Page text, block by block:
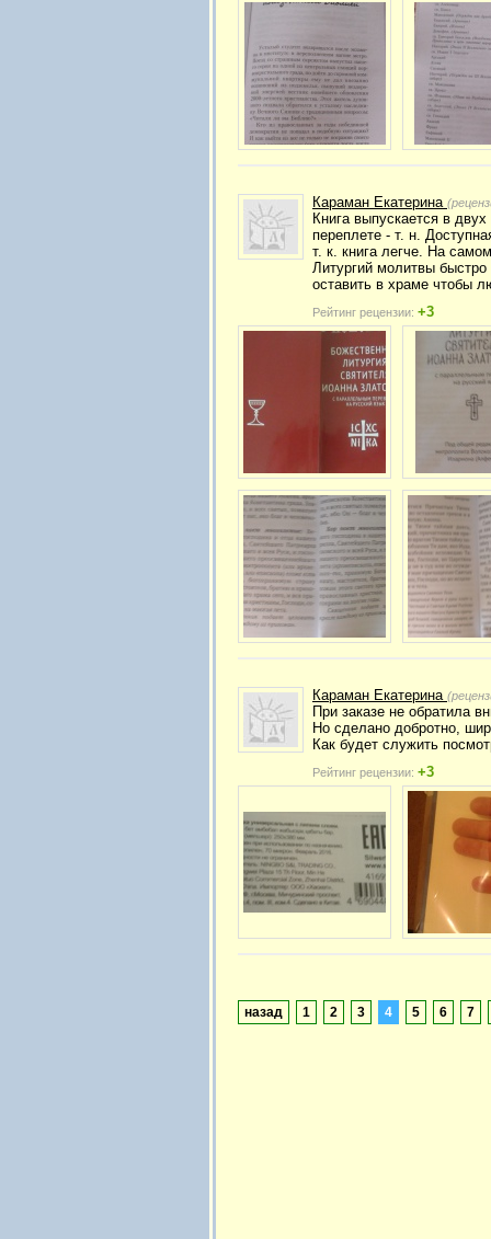
Караман Екатерина
Книга выпускается в
переплете - т. н.
т. к. книга легче. На
Литургий молитвы
оставить в храме чтобы
Рейтинг рецензии: +3
Караман Екатерина
При заказе не обратила
Но сделано добротно,
Как будет служить
Рейтинг рецензии: +3
назад 1 2 3 4 5 6 7